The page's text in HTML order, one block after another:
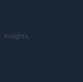
Insights,